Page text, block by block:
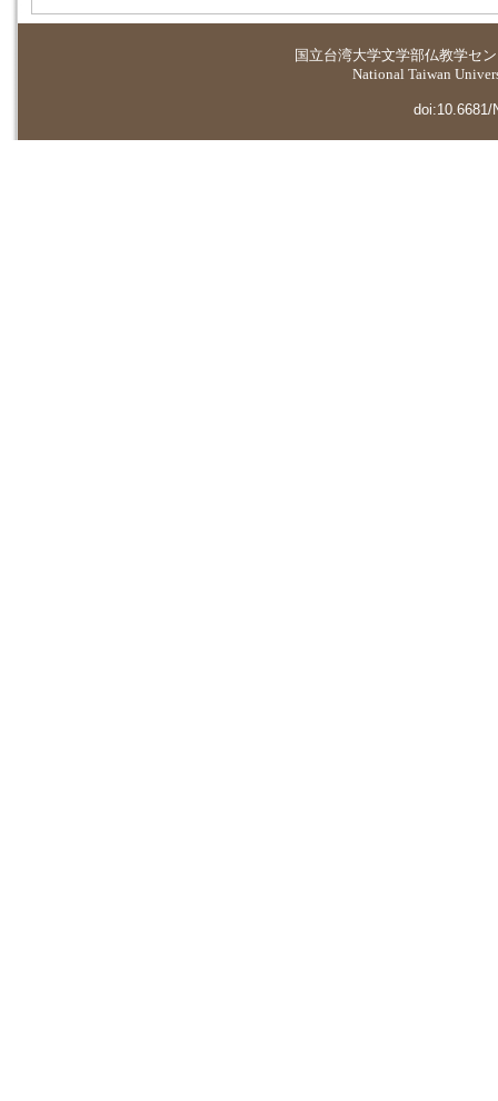
国立台湾大学文学部仏教学セ
National Taiwan
doi:10.6681/